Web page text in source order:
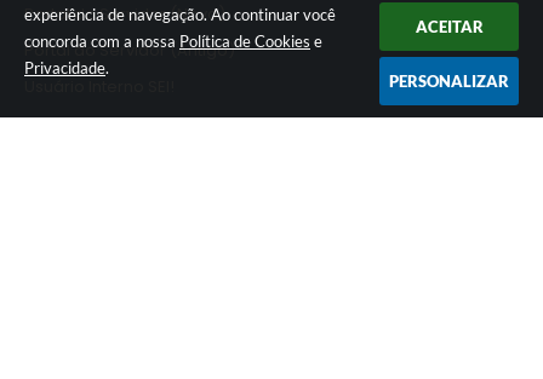
experiência de navegação. Ao continuar você
concorda com a nossa Política de Cookies e
Privacidade.
ACEITAR
PERSONALIZAR
Portal do Servidor (Novo)
Portal do Servidor (Antigo)
SISCON